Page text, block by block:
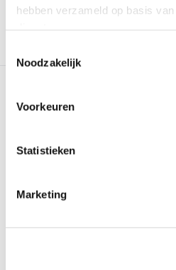
hebben verzameld op basis
Noodzakelijk
Voorkeuren
Statistieken
Marketing
Klik voor voorraad info